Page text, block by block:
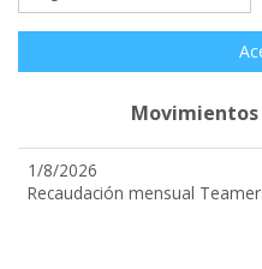
Movimientos
1/8/2026
Recaudación mensual